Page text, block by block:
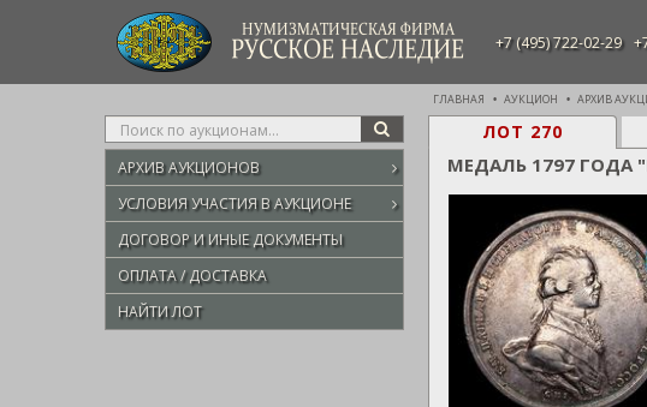
НУМИЗМАТИЧЕСКАЯ ФИРМА
РУССКОЕ НАСЛЕДИЕ +7 (495) 722-02-29
ГЛАВНАЯ АУКЦИОН АРХИВ
Type
your
search
here
SEARCH
АРХИВ АУКЦИОНОВ
УСЛОВИЯ УЧАСТИЯ В АУКЦИОНЕ
ДОГОВОР И ИНЫЕ ДОКУМЕНТЫ
ОПЛАТА / ДОСТАВКА
НАЙТИ ЛОТ
ЛОТ 270
МЕДАЛЬ 1797 ГОДА